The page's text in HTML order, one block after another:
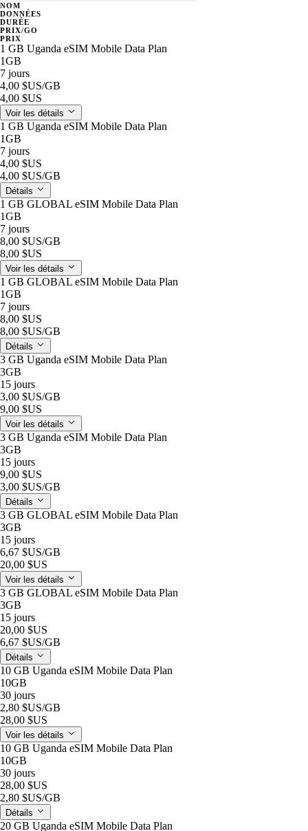
NOM
DONNÉES
DURÉE
PRIX/GO
PRIX
1 GB Uganda eSIM Mobile Data Plan
1GB
7 jours
4,00 $US/GB
4,00 $US
Voir les détails
1 GB Uganda eSIM Mobile Data Plan
1GB
7 jours
4,00 $US
4,00 $US/GB
Détails
1 GB GLOBAL eSIM Mobile Data Plan
1GB
7 jours
8,00 $US/GB
8,00 $US
Voir les détails
1 GB GLOBAL eSIM Mobile Data Plan
1GB
7 jours
8,00 $US
8,00 $US/GB
Détails
3 GB Uganda eSIM Mobile Data Plan
3GB
15 jours
3,00 $US/GB
9,00 $US
Voir les détails
3 GB Uganda eSIM Mobile Data Plan
3GB
15 jours
9,00 $US
3,00 $US/GB
Détails
3 GB GLOBAL eSIM Mobile Data Plan
3GB
15 jours
6,67 $US/GB
20,00 $US
Voir les détails
3 GB GLOBAL eSIM Mobile Data Plan
3GB
15 jours
20,00 $US
6,67 $US/GB
Détails
10 GB Uganda eSIM Mobile Data Plan
10GB
30 jours
2,80 $US/GB
28,00 $US
Voir les détails
10 GB Uganda eSIM Mobile Data Plan
10GB
30 jours
28,00 $US
2,80 $US/GB
Détails
20 GB Uganda eSIM Mobile Data Plan